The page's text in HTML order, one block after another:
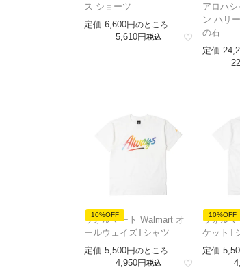
ス ショーツ
定価 6,600 のところ
5,610 税込
アロハ
ン ハリ
の石
定価
10%OFF
ウォルマート Walmart オ
ールウェイズTシャツ
定価 5,500 のところ
4,950 税込
10%OFF
ウォル
ケットT
定価